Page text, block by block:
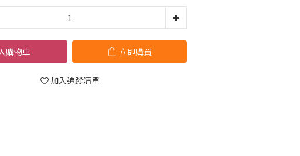
購物車 立即購買
加入追蹤清單